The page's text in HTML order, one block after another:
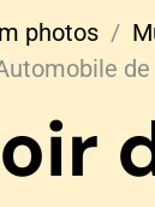
photos